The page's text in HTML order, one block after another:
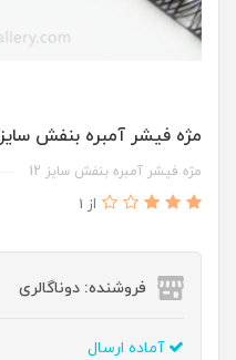
مژه فيشر آمبره بنفش سايز 12
مژه فيشر آمبره بنفش سايز 12
از 1
فروشنده: دوناگالری
آماده ارسال